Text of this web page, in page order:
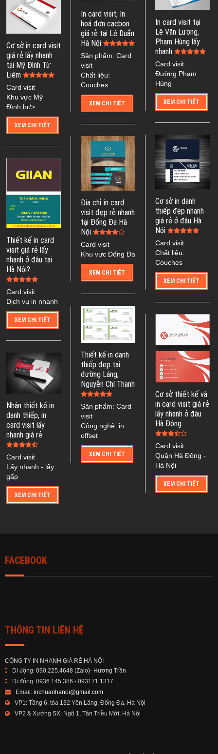
In card visit, In
hoá đơn cacbon
giá rẻ tại Lê Duẩn
Hà Nội
Sản phẩm: Card
visit
Chất liệu:
Couches
XEM CHI TIẾT
In card visit tại
Lê Văn Lương,
Phạm Hùng lấy
nhanh
Card visit
Đường Phạm
Hùng
XEM CHI TIẾT
Cơ sở in card visit
giá rẻ lấy nhanh
tại Mỹ Đình Từ
Liêm
Card visit
Khu vực Mỹ
Đình,br/>
XEM CHI TIẾT
Cơ sở in danh
thiếp đẹp nhanh
giá rẻ ở đâu Hà
Nội
Card visit
Chất liệu:
Couches
XEM CHI TIẾT
Địa chỉ in card
visit đẹp rẻ nhanh
tại Đống Đa Hà
Nội
Card visit
Khu vực Đống Đa
XEM CHI TIẾT
Thiết kế in card
visit giá rẻ lấy
nhanh ở đâu tại
Hà Nội?
Card visit
Dịch vụ in nhanh
XEM CHI TIẾT
Thiết kế in danh
thiếp đẹp tại
đường Láng,
Nguyễn Chí Thanh
Sản phẩm: Card
visit
Công nghệ: in
offset
XEM CHI TIẾT
Cơ sở thiết kế và
in card visit giá rẻ
lấy nhanh ở đâu
Hà Đông
Card visit
Quận Hà Đông -
Hà Nội
XEM CHI TIẾT
Nhận thiết kế in
danh thiếp, in
card visit lấy
nhanh giá rẻ
Card visit
Lấy nhanh - lấy
gấp
XEM CHI TIẾT
FACEBOOK
THÔNG TIN LIÊN HỆ
CÔNG TY IN NHANH GIÁ RẺ HÀ NỘI
Di động: 090.225.4648 (Zalo)- Hương Trần
Di động: 0936.145.386 - 093171.1317
Email: inchuanhanoi@gmail.com
VP1: Tầng 6, tòa 132 Yên Lãng, Đống Đa, Hà Nội
VP2 & Xưởng SX: Ngõ 1, Tân Triều Mới, Hà Nội